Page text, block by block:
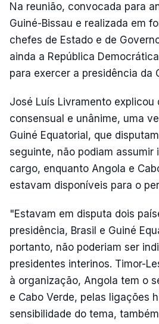
Na reunião, convocada para
Guiné-Bissau e realizada em
chefes de Estado e de
ainda a República
para exercer a presidência da
José Luís Livramento explicou
consensual e unânime, uma
Guiné Equatorial, que
seguinte, não podiam assumir
cargo, enquanto Angola e
estavam disponíveis para o
"Estavam em disputa dois
presidência, Brasil e Guiné
portanto, não poderiam ser
presidentes interinos. Timor-
à organização, Angola tem o
e Cabo Verde, pelas ligações
sensibilidade do tema,